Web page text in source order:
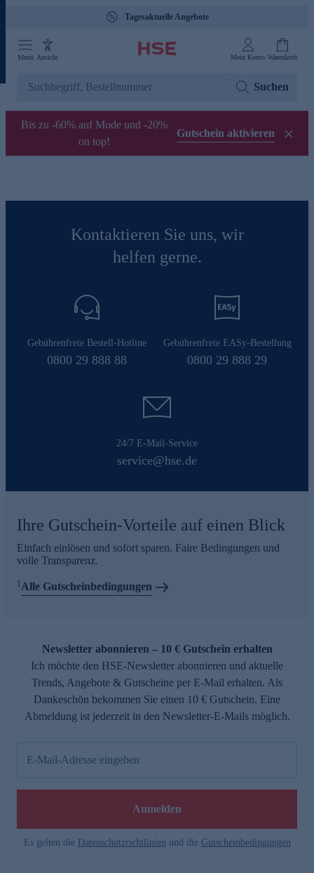
Tagesaktuelle Angebote
Menü Ansicht Mein Konto Warenkorb
Suchen
Bis zu -60% auf Mode und -20%
on top!
Gutschein aktivieren
Kontaktieren Sie uns, wir
helfen gerne.
Gebührenfreie Bestell-Hotline
0800 29 888 88
Gebührenfreie EASy-Bestellung
0800 29 888 29
24/7 E-Mail-Service
service@hse.de
Ihre Gutschein-Vorteile auf einen Blick
Einfach einlösen und sofort sparen. Faire Bedingungen und
volle Transparenz.
1Alle Gutscheinbedingungen
Newsletter abonnieren – 10 € Gutschein erhalten
Ich möchte den HSE-Newsletter abonnieren und aktuelle
Trends, Angebote & Gutscheine per E-Mail erhalten. Als
Dankeschön bekommen Sie einen 10 € Gutschein. Eine
Abmeldung ist jederzeit in den Newsletter-E-Mails möglich.
E-Mail-Adresse eingeben
Anmelden
Es gelten die Datenschutzrichtlinien und die Gutscheinbedingungen